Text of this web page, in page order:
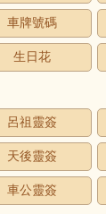
車牌號碼
生日花
呂祖靈簽
天後靈簽
車公靈簽